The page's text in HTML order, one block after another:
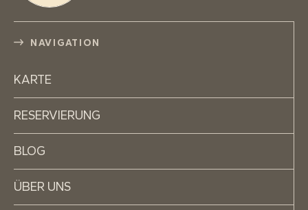
NAVIGATION
KARTE
RESERVIERUNG
BLOG
ÜBER UNS